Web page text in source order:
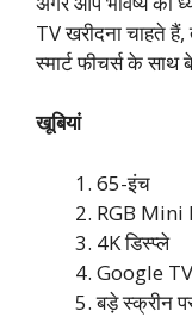
TV खरीदना चाहते हैं,
स्मार्ट फीचर्स के साथ
खूबियां
65-इंच
RGB Mini
4K डिस्प्ले
Google
बड़े स्क्रीन